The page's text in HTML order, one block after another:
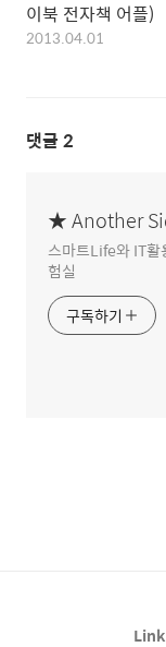
이북 전자책 어플)
2013.04.01
댓글 2
★ Another
스마트Life와 IT활
험실
구독하기
Link